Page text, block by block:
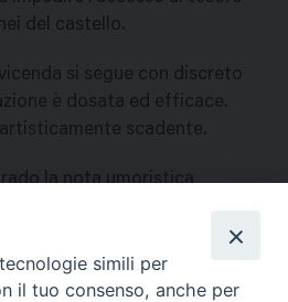
del castello.
si segue con discreto
è dosata ed efficace.
scadente.
la nota umoristica
consigliano di riservare la
simili per
il tuo consenso, anche per